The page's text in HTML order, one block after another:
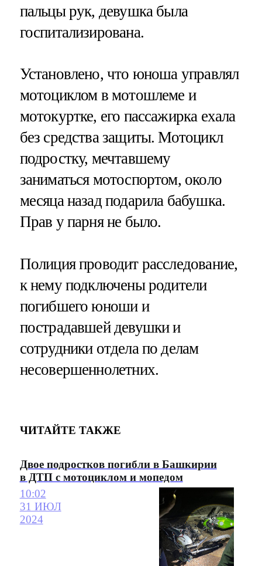
пальцы рук, девушка была
госпитализирована.
Установлено, что юноша управлял
мотоциклом в мотошлеме и
мотокуртке, его пассажирка ехала
без средства защиты. Мотоцикл
подростку, мечтавшему
заниматься мотоспортом, около
месяца назад подарила бабушка.
Прав у парня не было.
Полиция проводит расследование,
к нему подключены родители
погибшего юноши и
пострадавшей девушки и
сотрудники отдела по делам
несовершеннолетних.
ЧИТАЙТЕ ТАКЖЕ
Двое подростков погибли в Башкирии
в ДТП с мотоциклом и мопедом
10:02
31 ИЮЛ
2024